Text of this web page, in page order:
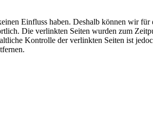
Einfluss haben. Deshalb können wir
Die verlinkten Seiten wurden zum
Kontrolle der verlinkten Seiten ist